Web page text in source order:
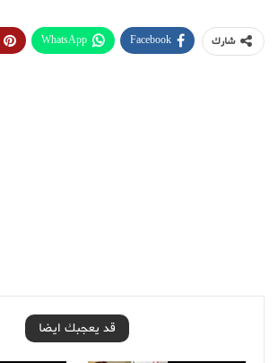
شارك Facebook
WhatsApp
قد يعجبك ايضا